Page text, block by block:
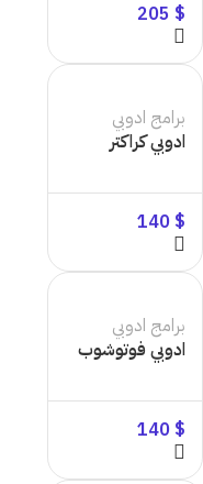
205 $
برامج ادوبي
ادوبي كراكتر
140 $
برامج ادوبي
ادوبي فوتوشوب
140 $